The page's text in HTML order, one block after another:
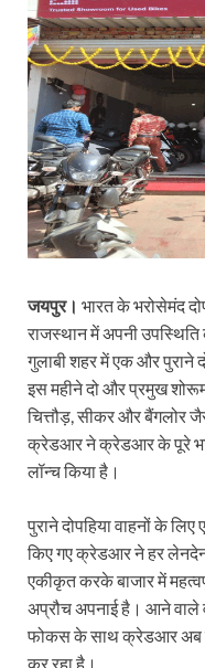
जयपुर। भारत के भरोसेमंद
राजस्थान में अपनी
गुलाबी शहर में एक और पुराने
इस महीने दो और प्रमुख
चित्तौड़, सीकर और बैंगलोर
क्रेडआर ने क्रेडआर के पूरे
लॉन्च किया है।
पुराने दोपहिया वाहनों के
किए गए क्रेडआर ने हर लेनदेन
एकीकृत करके बाजार में
अप्रौच अपनाई है। आने वाले
फोकस के साथ क्रेडआर अब
कर रहा है।